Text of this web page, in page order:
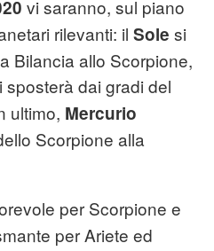
vi saranno, sul piano
rilevanti: il Sole si
Bilancia allo Scorpione,
sposterà dai gradi del
ultimo, Mercurio
Scorpione alla
per Scorpione e
per Ariete ed